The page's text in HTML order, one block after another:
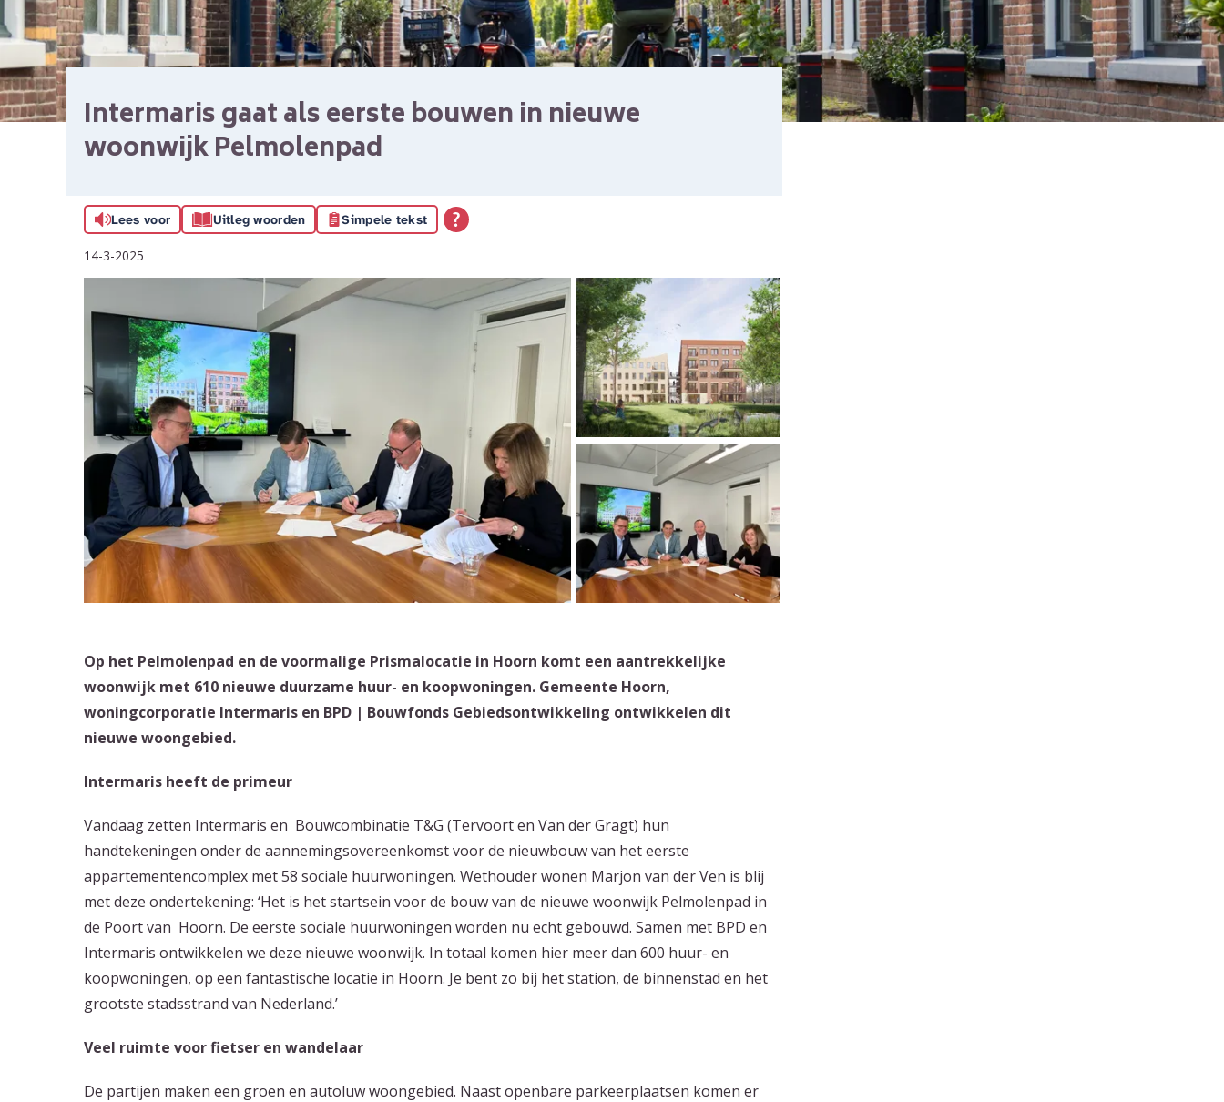
Intermaris gaat als eerste bouwen in nieuwe
woonwijk Pelmolenpad
Lees voor Uitleg woorden Simpele tekst
14-3-2025
Op het Pelmolenpad en de voormalige Prismalocatie in Hoorn komt een aantrekkelijke
woonwijk met 610 nieuwe duurzame huur- en koopwoningen. Gemeente Hoorn,
woningcorporatie Intermaris en BPD | Bouwfonds Gebiedsontwikkeling ontwikkelen dit
nieuwe woongebied.
Intermaris heeft de primeur
Vandaag zetten Intermaris en Bouwcombinatie T&G (Tervoort en Van der Gragt) hun
handtekeningen onder de aannemingsovereenkomst voor de nieuwbouw van het eerste
appartementencomplex met 58 sociale huurwoningen. Wethouder wonen Marjon van der Ven is blij
met deze ondertekening: ‘Het is het startsein voor de bouw van de nieuwe woonwijk Pelmolenpad in
de Poort van Hoorn. De eerste sociale huurwoningen worden nu echt gebouwd. Samen met BPD en
Intermaris ontwikkelen we deze nieuwe woonwijk. In totaal komen hier meer dan 600 huur- en
koopwoningen, op een fantastische locatie in Hoorn. Je bent zo bij het station, de binnenstad en het
grootste stadsstrand van Nederland.’
Veel ruimte voor fietser en wandelaar
De partijen maken een groen en autoluw woongebied. Naast openbare parkeerplaatsen komen er